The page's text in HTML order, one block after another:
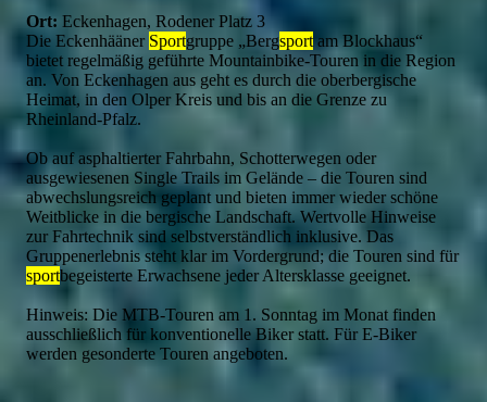
Ort: Eckenhagen, Rodener Platz 3
Die Eckenhääner Sportgruppe „Bergsport am Blockhaus“
bietet regelmäßig geführte Mountainbike-Touren in die Region
an. Von Eckenhagen aus geht es durch die oberbergische
Heimat, in den Olper Kreis und bis an die Grenze zu
Rheinland-Pfalz.
Ob auf asphaltierter Fahrbahn, Schotterwegen oder
ausgewiesenen Single Trails im Gelände – die Touren sind
abwechslungsreich geplant und bieten immer wieder schöne
Weitblicke in die bergische Landschaft. Wertvolle Hinweise
zur Fahrtechnik sind selbstverständlich inklusive. Das
Gruppenerlebnis steht klar im Vordergrund; die Touren sind für
sportbegeisterte Erwachsene jeder Altersklasse geeignet.
Hinweis: Die MTB-Touren am 1. Sonntag im Monat finden
ausschließlich für konventionelle Biker statt. Für E-Biker
werden gesonderte Touren angeboten.